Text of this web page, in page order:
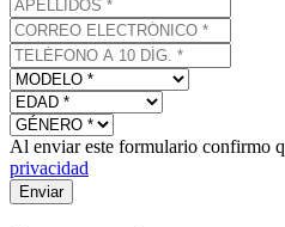
Al enviar este formulario confirmo
privacidad
Enviar